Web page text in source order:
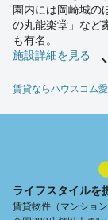
園内には岡崎城の
の丸能楽堂」など
も有名。
施設詳細を見る
賃貸ならハウスコム
ライフスタイルを
賃貸物件（マンショ